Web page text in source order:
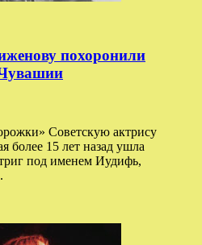
похоронили
Советскую актрису
более 15 лет назад ушла
под именем Иудифь,